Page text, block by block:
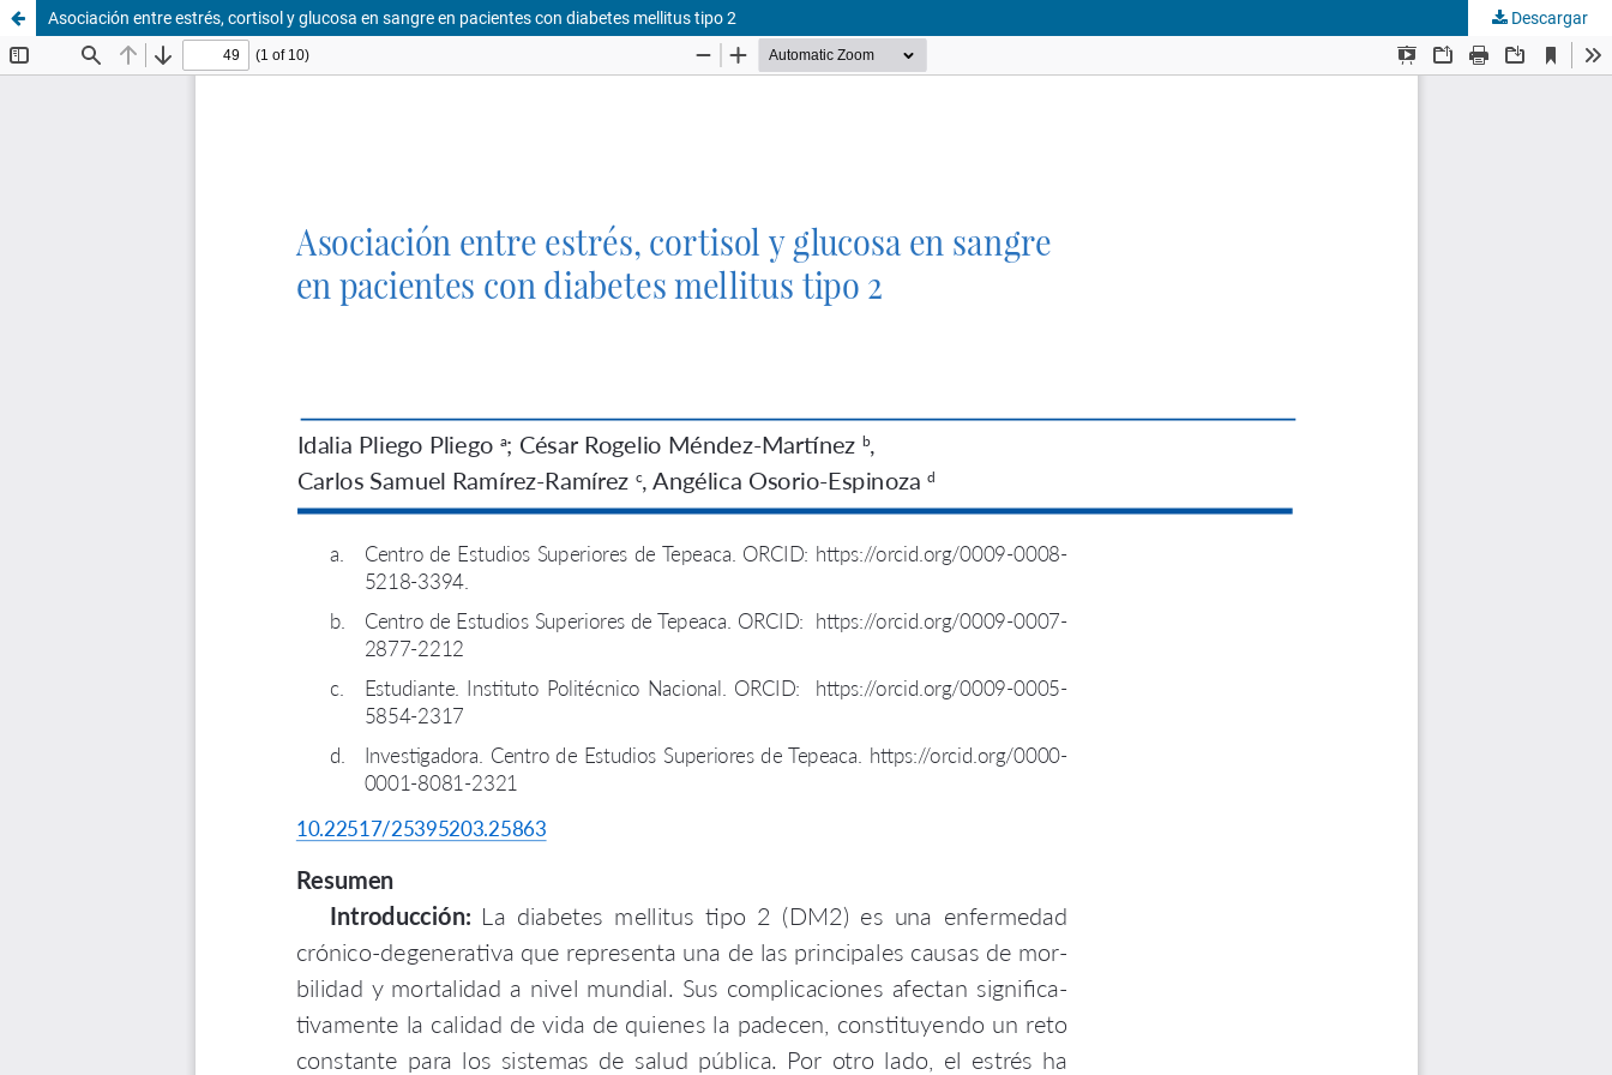
Asociación entre estrés, cortisol y glucosa en sangre en pacientes con diabetes mellitus tipo 2 Descargar